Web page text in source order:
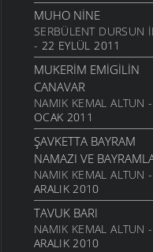
MUHO NINE
SERBÜLENT DURSUN
- 22 EYLÜL 2011
MUKERIM EMIGILIN
CANAVAR
NAMIK KEMAL ALTUN
OCAK 2011
ŞAVKETTA BAYRAM
NAMAZI VE
NAMIK KEMAL ALTUN
ARALIK 2010
TAVUK BARI
NAMIK KEMAL ALTUN
ARALIK 2010